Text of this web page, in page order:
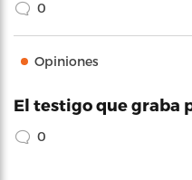
0
Opiniones
El testigo que graba
0